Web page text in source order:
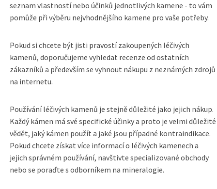
seznam vlastností nebo účinků jednotlivých kamene - to vám
pomůže při výběru nejvhodnějšího kamene pro vaše potřeby.
Pokud si chcete být jisti pravostí zakoupených léčivých
kamenů, doporučujeme vyhledat recenze od ostatních
zákazníků a především se vyhnout nákupu z neznámých zdrojů
na internetu.
Používání léčivých kamenů je stejně důležité jako jejich nákup.
Každý kámen má své specifické účinky a proto je velmi důležité
vědět, jaký kámen použít a jaké jsou případné kontraindikace.
Pokud chcete získat více informací o léčivých kamenech a
jejich správném používání, navštivte specializované obchody
nebo se poraďte s odborníkem na mineralogie.